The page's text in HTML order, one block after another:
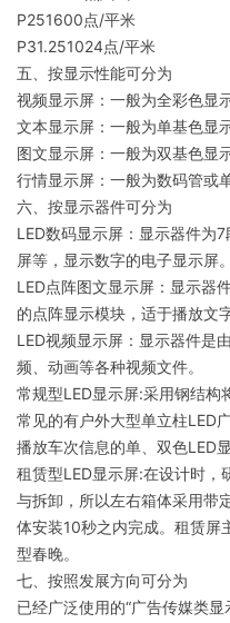
P251600点/平米
P31.251024点/平米
五、按显示性能可分为
视频显示屏：一般为全彩色显示
文本显示屏：一般为单基色显示
图文显示屏：一般为双基色显示
行情显示屏：一般为数码管或
六、按显示器件可分为
LED数码显示屏：显示器件为
屏等，显示数字的电子显示屏。
LED点阵图文显示屏：显示器
的点阵显示模块，适于播放文
LED视频显示屏：显示器件是
频、动画等各种视频文件。
常规型LED显示屏:采用钢结构
常见的有户外大型单立柱LED
播放车次信息的单、双色LED显
租赁型LED显示屏:在设计时，
与拆卸，所以左右箱体采用带
体安装10秒之内完成。租赁屏
型春晚。
七、按照发展方向可分为
已经广泛使用的“广告传媒类